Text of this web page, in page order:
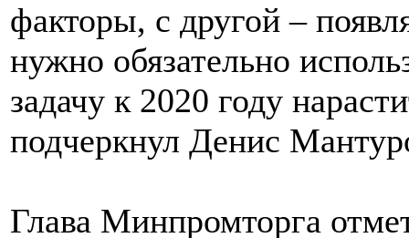
факторы, с другой –
нужно обязательно
задачу к 2020 году
подчеркнул Денис
Глава Минпромторга